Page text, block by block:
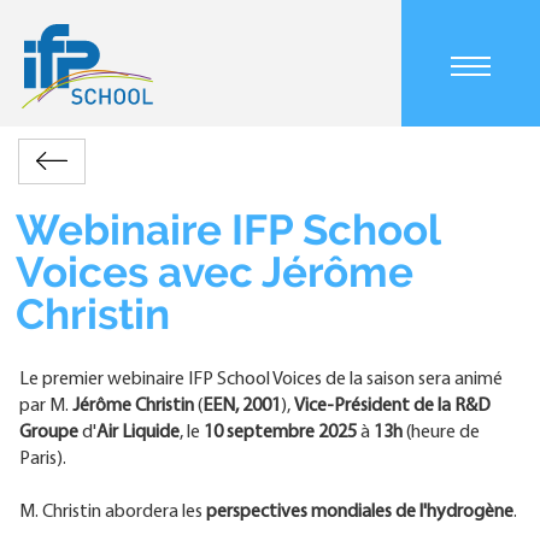
Main
navigation
mobile
Fil
d'Ariane
Accueil
Actualités
Retour
School
Voices
avec
Jérôme
Christin
Webinaire IFP School
Voices avec Jérôme
Christin
Le premier webinaire IFP School Voices de la saison sera animé
par M. Jérôme Christin(EEN, 2001 ),Vice-Président de la R&D
Grouped'Air Liquide, le 10 septembre 2025à 13h(heure de
Paris).
M. Christin abordera les perspectives mondiales de l'hydrogène.